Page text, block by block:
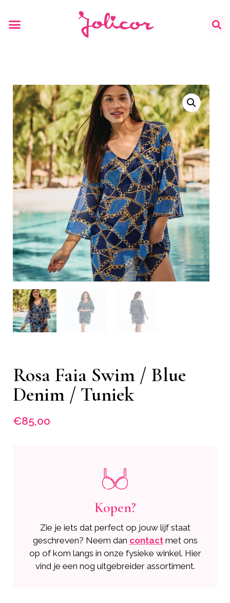
Rosa Faia Swim / Blue
Denim / Tuniek
€85,00
Kopen?
Zie je iets dat perfect op jouw lijf staat
geschreven? Neem dan contact met ons
op of kom langs in onze fysieke winkel. Hier
vind je een nog uitgebreider assortiment.